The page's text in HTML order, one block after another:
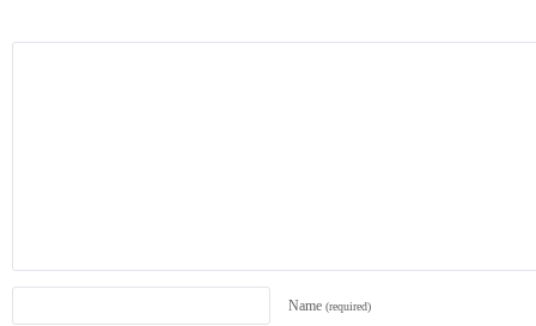
Name (required)